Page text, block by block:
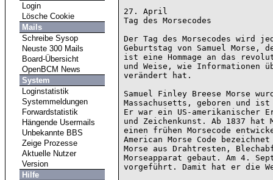
Login
Lösche Cookie
Mails
Schreibe Sysop
Neuste 300 Mails
Board-Übersicht
OpenBCM News
System
Loginstatistik
Systemmeldungen
Forwardstatistik
Hängende Usermails
Unbekannte BBS
Zeige Prozesse
Aktuelle Nutzer
Version
Hilfe
27. April
Tag des Morsecodes
Der Tag des Morsecodes wird
Geburtstag von Samuel Morse,
ist eine Hommage an das
und Weise, wie Informationen
verändert hat.
Samuel Finley Breese Morse
Massachusetts, geboren und
Er war ein US-
und Zeichenkunst. Ab 1837
einen frühen Morsecode
American Morse Code
Morse aus Drahtresten,
Morseapparat gebaut. Am 4.
vorgeführt. Damit hat er die